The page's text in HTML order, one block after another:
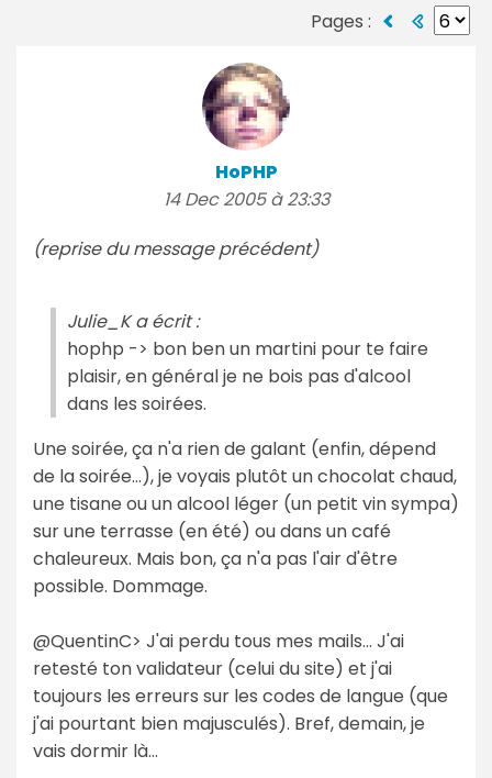
Pages :
HoPHP
14 Dec 2005 à 23:33
(reprise du message précédent)
Julie_K a écrit :
hophp -> bon ben un martini pour te faire
plaisir, en général je ne bois pas d'alcool
dans les soirées.
Une soirée, ça n'a rien de galant (enfin, dépend
de la soirée...), je voyais plutôt un chocolat chaud,
une tisane ou un alcool léger (un petit vin sympa)
sur une terrasse (en été) ou dans un café
chaleureux. Mais bon, ça n'a pas l'air d'être
possible. Dommage.
@QuentinC> J'ai perdu tous mes mails... J'ai
retesté ton validateur (celui du site) et j'ai
toujours les erreurs sur les codes de langue (que
j'ai pourtant bien majusculés). Bref, demain, je
vais dormir là...